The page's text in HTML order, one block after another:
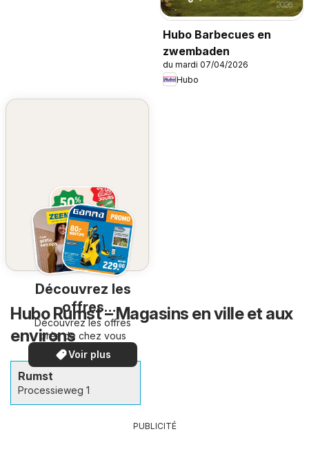
Hubo Barbecues en
zwembaden
du mardi 07/04/2026
Hubo
Découvrez les
offres
spéciales
Découvrez les offres
près de chez vous
Voir plus
Hubo Rumst – Magasins en ville et aux
environs
Rumst
Processieweg 1
PUBLICITÉ